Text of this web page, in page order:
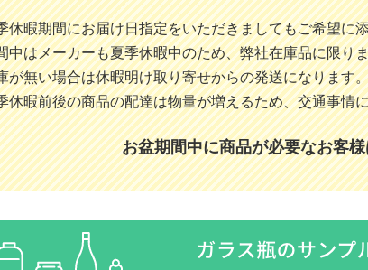
暇期間にお届け日指定をいただきましてもご希望に
中はメーカーも夏季休暇中のため、弊社在庫品に限り
が無い場合は休暇明け取り寄せからの発送になります
暇前後の商品の配達は物量が増えるため、交通事情
お盆期間中に商品が必要なお客